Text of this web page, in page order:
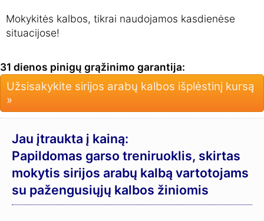
Mokykitės kalbos, tikrai naudojamos kasdienėse
situacijose!
31 dienos pinigų grąžinimo garantija:
Užsisakykite sirijos arabų kalbos išplėstinį kursą
»
Jau įtraukta į kainą:
Papildomas garso treniruoklis, skirtas
mokytis sirijos arabų kalbą vartotojams
su pažengusiųjų kalbos žiniomis